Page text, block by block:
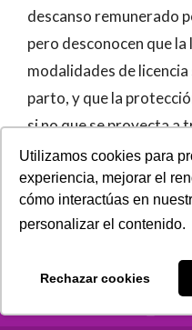
Utilizamos cookies para
experiencia, mejorar el
cómo interactúas en
personalizar el contenido.
Rechazar cookies
descanso remunerado
pero desconocen que
modalidades de
parto, y que la
si no que se proyecta a
maternidad y, más
lactancia.
Pocas figuras del
humano como la